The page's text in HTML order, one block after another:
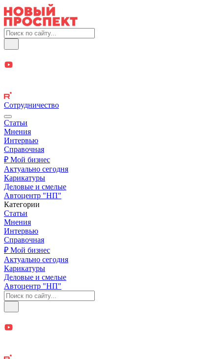
Сотрудничество
Статьи
Мнения
Интервью
Справочная
₽ Мой бизнес
Актуально сегодня
Карикатуры
Деловые и смелые
Автоцентр "НП"
Категории
Статьи
Мнения
Интервью
Справочная
₽ Мой бизнес
Актуально сегодня
Карикатуры
Деловые и смелые
Автоцентр "НП"